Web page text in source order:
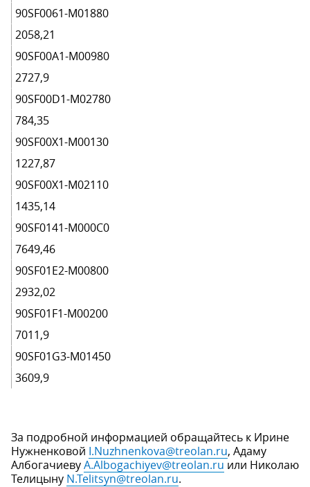
90SF0061-M01880
2058,21
90SF00A1-M00980
2727,9
90SF00D1-M02780
784,35
90SF00X1-M00130
1227,87
90SF00X1-M02110
1435,14
90SF0141-M000C0
7649,46
90SF01E2-M00800
2932,02
90SF01F1-M00200
7011,9
90SF01G3-M01450
3609,9
За подробной информацией обращайтесь к Ирине
Нужненковой I.Nuzhnenkova@treolan.ru, Адаму
АлбогачиевуA.Albogachiyev@treolan.ru или Николаю
Телицыну N.Telitsyn@treolan.ru.